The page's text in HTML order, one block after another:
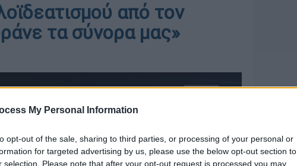
My Personal Information
opt-out of the sale, sharing to third parties, or processing of your personal or
for targeted advertising by us, please use the below opt-out section to
selection. Please note that after your opt-out request is processed you may
από τον
τα σύνορα μας»